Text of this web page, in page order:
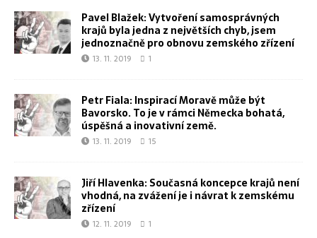
Pavel Blažek: Vytvoření samosprávných
krajů byla jedna z největších chyb, jsem
jednoznačně pro obnovu zemského zřízení
13. 11. 2019 1
Petr Fiala: Inspirací Moravě může být
Bavorsko. To je v rámci Německa bohatá,
úspěšná a inovativní země.
13. 11. 2019 15
Jiří Hlavenka: Současná koncepce krajů není
vhodná, na zvážení je i návrat k zemskému
zřízení
12. 11. 2019 1